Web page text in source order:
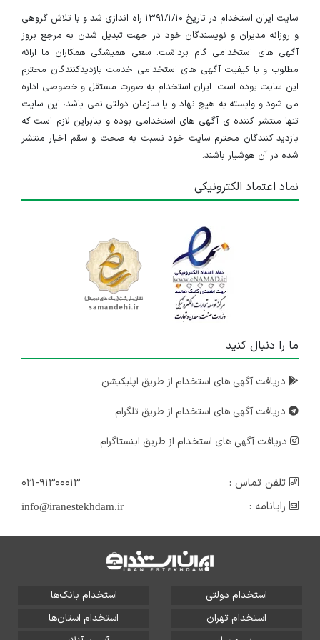
سایت ایران استخدام در تاریخ ۱۳۹۱/۱/۱۰ راه اندازی شد و با تلاش گروهی
و روزانه مدیران و نویسندگان خود در جهت تبدیل شدن به مرجع بروز
آگهی های استخدامی گام برداشت. سعی همیشگی همکاران ما ارائه
مطلوب و با کیفیت آگهی های استخدامی خدمت بازدیدکنندگان محترم
این سایت بوده است. ایران استخدام به صورت مستقل و خصوصی اداره
می شود و وابسته به هیچ نهاد و یا سازمان دولتی نمی باشد، این سایت
تنها منتشر کننده ی آگهی های استخدامی بوده و بنابراین لازم است که
بازدید کنندگان محترم سایت خود نسبت به صحت و سقم اخبار منتشر
شده در آن هوشیار باشند.
نماد اعتماد الکترونیکی
ما را دنبال کنید
دریافت آگهی های استخدام از طریق اپلیکیشن
دریافت آگهی های استخدام از طریق تلگرام
دریافت آگهی های استخدام از طریق اینستاگرام
تلفن تماس :
۰۲۱-۹۱۳۰۰۰۱۳
رایانامه :
info@iranestekhdam.ir
استخدام دولتی
استخدام بانک‌ها
استخدام تهران
استخدام استان‌ها